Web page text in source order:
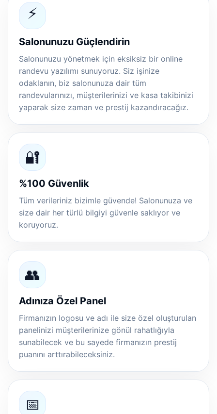
⚡
Salonunuzu Güçlendirin
Salonunuzu yönetmek için eksiksiz bir online
randevu yazılımı sunuyoruz. Siz işinize
odaklanın, biz salonunuza dair tüm
randevularınızı, müşterilerinizi ve kasa takibinizi
yaparak size zaman ve prestij kazandıracağız.
🔐
%100 Güvenlik
Tüm verileriniz bizimle güvende! Salonunuza ve
size dair her türlü bilgiyi güvenle saklıyor ve
koruyoruz.
👥
Adınıza Özel Panel
Firmanızın logosu ve adı ile size özel oluşturulan
panelinizi müşterilerinize gönül rahatlığıyla
sunabilecek ve bu sayede firmanızın prestij
puanını arttırabileceksiniz.
📅